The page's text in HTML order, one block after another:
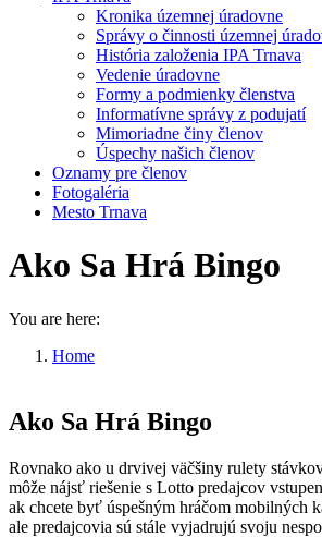
Kronika územnej úradovne
Správy o činnosti územnej
História založenia IPA Trnava
Vedenie úradovne
Formy a podmienky členstva
Informatívne správy z podujatí
Mimoriadne činy členov
Úspechy našich členov
Oznamy pre členov
Fotogaléria
Mesto Trnava
Ako Sa Hrá Bingo
You are here:
Home
Ako Sa Hrá Bingo
Rovnako ako u drvivej väčšiny rulety
môže nájsť riešenie s Lotto predajcov
ak chcete byť úspešným hráčom mobilných
ale predajcovia sú stále vyjadrujú svoju